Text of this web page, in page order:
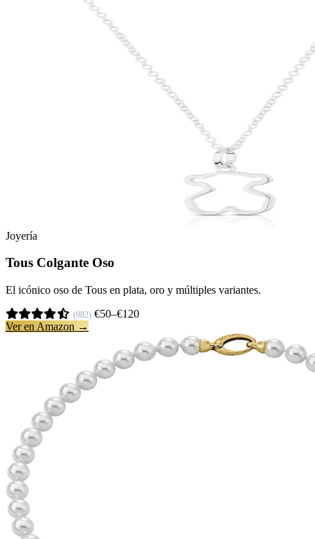
Joyería
Tous Colgante Oso
El icónico oso de Tous en plata, oro y múltiples variantes.
(982) €50–€120
Ver en Amazon →